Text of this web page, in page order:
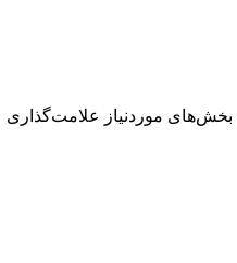
بخش‌های موردنیاز علامت‌گذاری